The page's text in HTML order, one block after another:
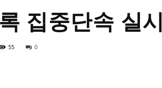
집중단속 실시
55 0